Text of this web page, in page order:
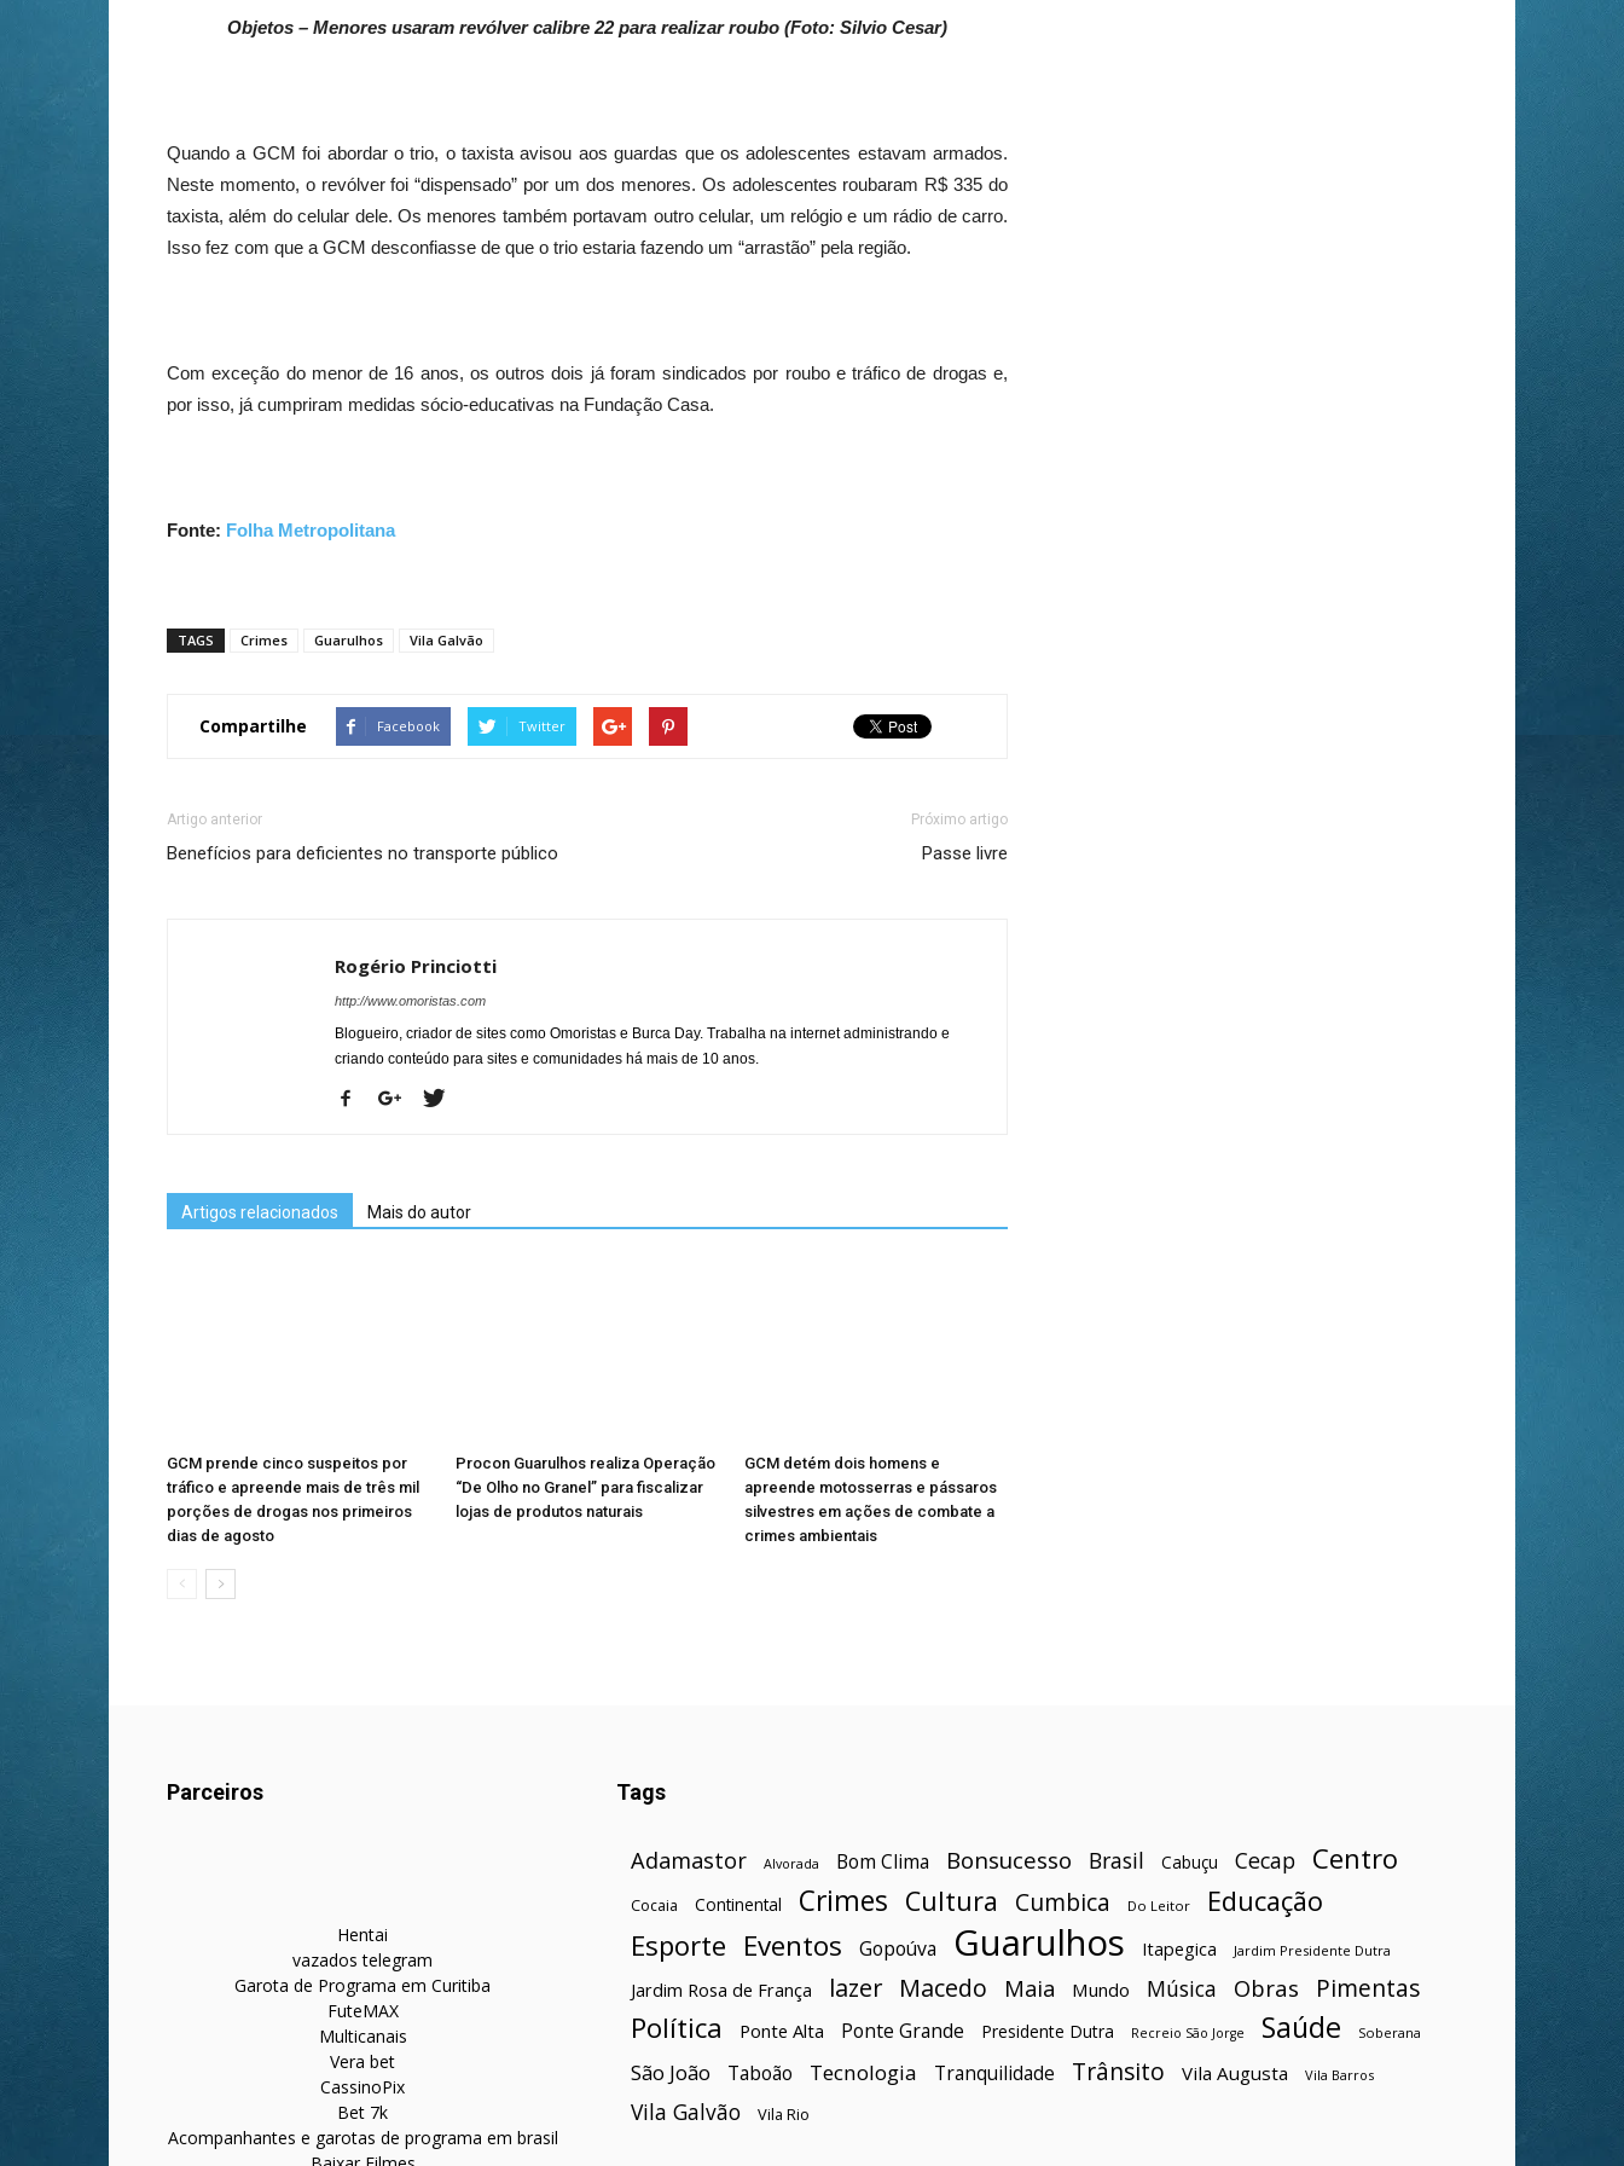
Objetos – Menores usaram revólver calibre 22 para realizar roubo (Foto: Silvio Cesar)
Quando a GCM foi abordar o trio, o taxista avisou aos guardas que os adolescentes estavam armados.
Neste momento, o revólver foi “dispensado” por um dos menores. Os adolescentes roubaram R$ 335 do
taxista, além do celular dele. Os menores também portavam outro celular, um relógio e um rádio de carro.
Isso fez com que a GCM desconfiasse de que o trio estaria fazendo um “arrastão” pela região.
Com exceção do menor de 16 anos, os outros dois já foram sindicados por roubo e tráfico de drogas e,
por isso, já cumpriram medidas sócio-educativas na Fundação Casa.
Fonte: Folha Metropolitana
TAGS Crimes Guarulhos Vila Galvão
Compartilhe Facebook Twitter
Artigo anterior
Benefícios para deficientes no transporte público
Próximo artigo
Passe livre
Rogério Princiotti
http://www.omoristas.com
Blogueiro, criador de sites como Omoristas e Burca Day. Trabalha na internet administrando e
criando conteúdo para sites e comunidades há mais de 10 anos.
Artigos relacionados Mais do autor
GCM prende cinco suspeitos por
tráfico e apreende mais de três mil
porções de drogas nos primeiros
dias de agosto
Procon Guarulhos realiza Operação
“De Olho no Granel” para fiscalizar
lojas de produtos naturais
GCM detém dois homens e
apreende motosserras e pássaros
silvestres em ações de combate a
crimes ambientais
Parceiros
Hentai
vazados telegram
Garota de Programa em Curitiba
FuteMAX
Multicanais
Vera bet
CassinoPix
Bet 7k
Acompanhantes e garotas de programa em brasil
Tags
Adamastor Alvorada Bom Clima Bonsucesso Brasil Cabuçu Cecap Centro
Cocaia Continental Crimes Cultura Cumbica Do Leitor Educação
Esporte Eventos Gopoúva Guarulhos Itapegica Jardim Presidente Dutra
Jardim Rosa de França lazer Macedo Maia Mundo Música Obras Pimentas
Política Ponte Alta Ponte Grande Presidente Dutra Recreio São Jorge Saúde Soberana
São João Taboão Tecnologia Tranquilidade Trânsito Vila Augusta Vila Barros
Vila Galvão Vila Rio